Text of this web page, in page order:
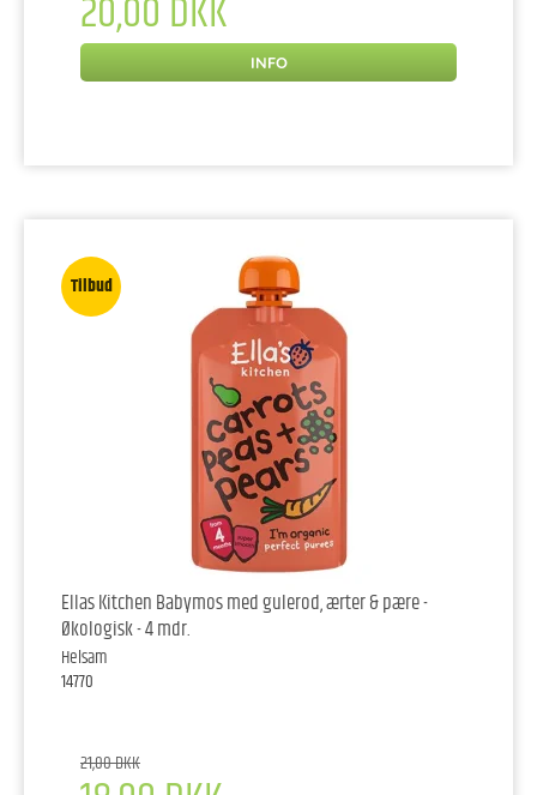
20,00 DKK
INFO
Tilbud
Ellas Kitchen Babymos med gulerod, ærter & pære -
Økologisk - 4 mdr.
Helsam
14770
21,00 DKK